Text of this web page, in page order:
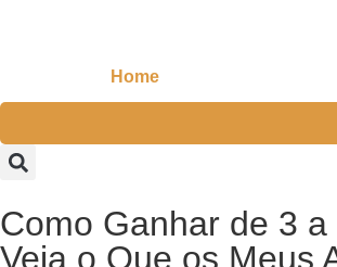
Home
Como Ganhar de 3
Veja o Que os Meus